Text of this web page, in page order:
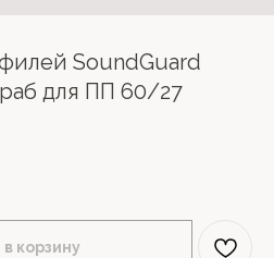
SoundGuard
для ПП 60/27
корзину